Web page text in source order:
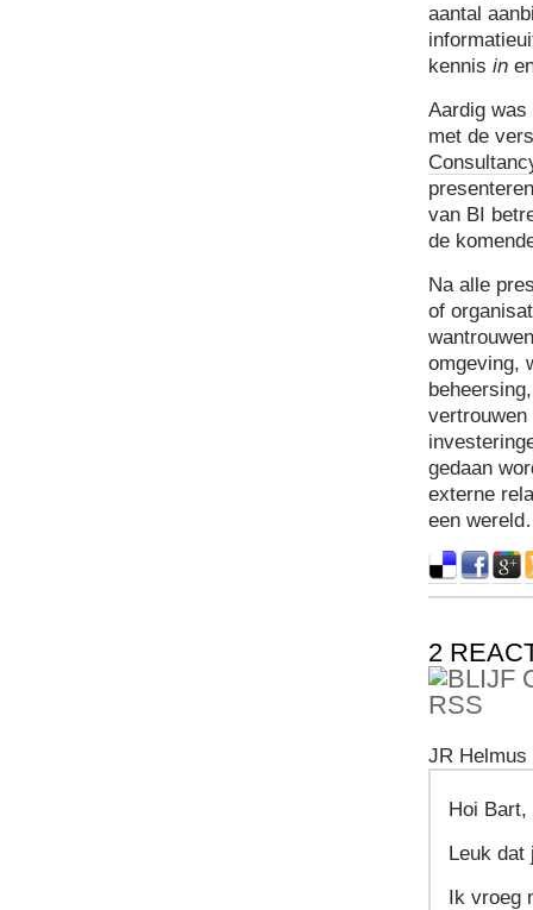
aantal
kennis in
Aardig
met de
van BI
de
Na alle
of
omgeving,
vertrouwen
gedaan
externe
een
2
JR Helmus
Hoi Bart,
Leuk dat
Ik vroeg